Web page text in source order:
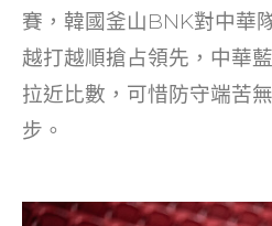
賽，韓國釜山BNK對中華
越打越順搶占領先，中華
拉近比數，可惜防守端苦
步。